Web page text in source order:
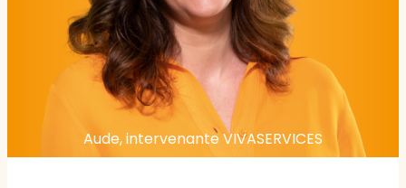
Aude, intervenante VIVASERVICES